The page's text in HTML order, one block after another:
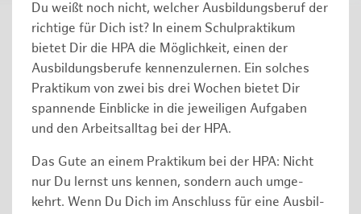
Du weißt noch nicht, welcher Ausbildungsberuf der
richtige für Dich ist? In einem Schulpraktikum
bietet Dir die HPA die Möglichkeit, einen der
Ausbildungsberufe kennenzulernen. Ein solches
Prak­ti­kum von zwei bis drei Wochen bie­tet Dir
span­nen­de Ein­bli­cke in die jeweiligen Aufgaben
und den Ar­beits­all­tag bei der HPA.
Das Gute an einem Praktikum bei der HPA: Nicht
nur Du lernst uns ken­nen, son­dern auch um­ge­
kehrt. Wenn Du Dich im An­schluss für eine Aus­bil­